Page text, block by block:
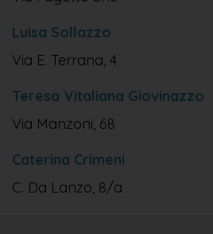
Luisa Sollazzo
Via E. Terrana, 4
Teresa Vitaliana Giovinazzo
Via Manzoni, 68
Caterina Crimeni
C. Da Lanzo, 8/a